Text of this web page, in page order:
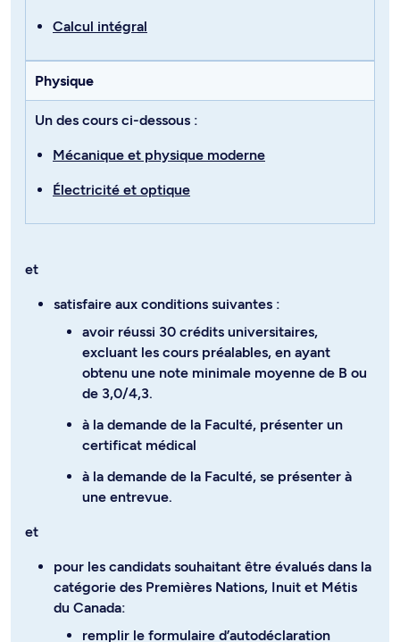
Calcul intégral
Physique
Un des cours ci-dessous :
Mécanique et physique moderne
Électricité et optique
et
satisfaire aux conditions suivantes :
avoir réussi 30 crédits universitaires,
excluant les cours préalables, en ayant
obtenu une note minimale moyenne de B ou
de 3,0/4,3.
à la demande de la Faculté, présenter un
certificat médical
à la demande de la Faculté, se présenter à
une entrevue.
et
pour les candidats souhaitant être évalués dans la
catégorie des Premières Nations, Inuit et Métis
du Canada:
remplir le formulaire d’autodéclaration